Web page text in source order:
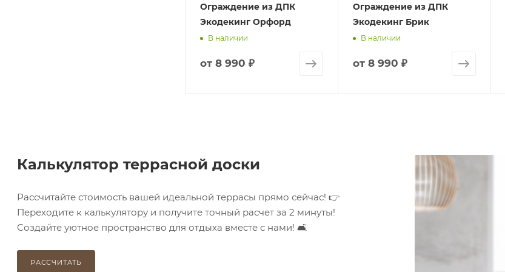
Ограждение из ДПК
Экодекинг Орфорд
В наличии
от 8 990 ₽
Ограждение из ДПК
Экодекинг Брик
В наличии
от 8 990 ₽
Калькулятор террасной доски
Рассчитайте стоимость вашей идеальной террасы прямо сейчас! 👉
Переходите к калькулятору и получите точный расчет за 2 минуты!
Создайте уютное пространство для отдыха вместе с нами! 🛋️
РАССЧИТАТЬ